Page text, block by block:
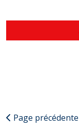
Page précédente